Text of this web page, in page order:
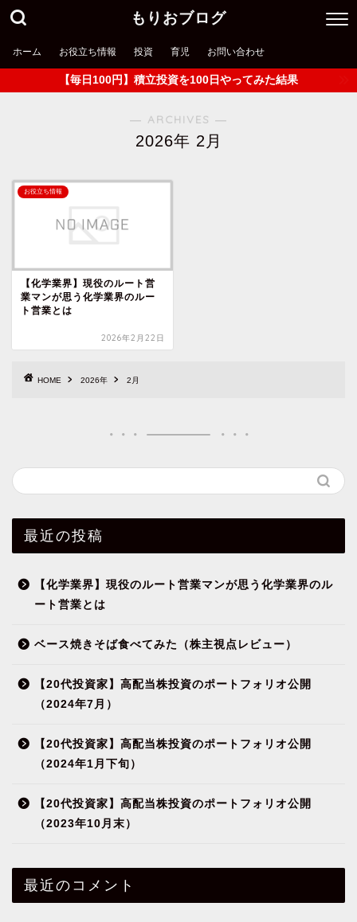
もりおブログ
ホーム お役立ち情報 投資 育児 お問い合わせ
【毎日100円】積立投資を100日やってみた結果
― ARCHIVES ―
2026年 2月
お役立ち情報
【化学業界】現役のルート営
業マンが思う化学業界のルー
ト営業とは
2026年2月22日
HOME 2026年 2月
最近の投稿
【化学業界】現役のルート営業マンが思う化学業界のル
ート営業とは
ベース焼きそば食べてみた（株主視点レビュー）
【20代投資家】高配当株投資のポートフォリオ公開
（2024年7月）
【20代投資家】高配当株投資のポートフォリオ公開
（2024年1月下旬）
【20代投資家】高配当株投資のポートフォリオ公開
（2023年10月末）
最近のコメント